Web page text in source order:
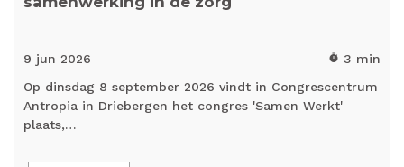
9 jun 2026 timer 3 min
Op dinsdag 8 september 2026 vindt in Congrescentrum
Antropia in Driebergen het congres 'Samen Werkt'
plaats,…